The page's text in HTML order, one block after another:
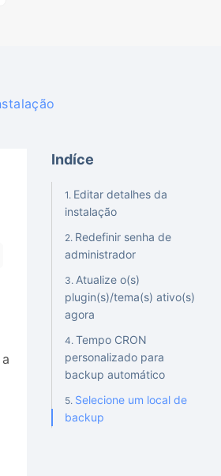
Indíce
Editar detalhes da
instalação
Redefinir senha de
administrador
Atualize o(s)
plugin(s)/tema(s) ativo(s)
agora
Tempo CRON
personalizado para
backup automático
Selecione um local de
backup